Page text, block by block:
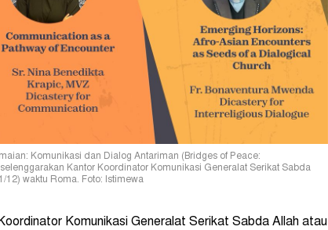
Komunikasi dan Dialog Antariman (Bridges of Peace:
Kantor Koordinator Komunikasi Generalat Serikat Sabda
12) waktu Roma. Foto: Istimewa
Komunikasi Generalat Serikat Sabda Allah atau